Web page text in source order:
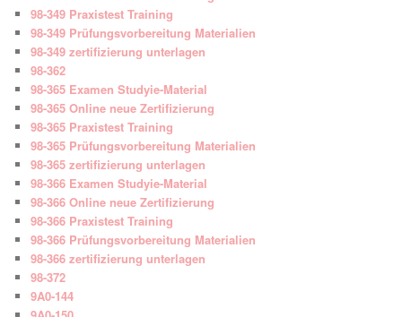
98-349 Praxistest Training
98-349 Prüfungsvorbereitung Materialien
98-349 zertifizierung unterlagen
98-362
98-365 Examen Studyie-Material
98-365 Online neue Zertifizierung
98-365 Praxistest Training
98-365 Prüfungsvorbereitung Materialien
98-365 zertifizierung unterlagen
98-366 Examen Studyie-Material
98-366 Online neue Zertifizierung
98-366 Praxistest Training
98-366 Prüfungsvorbereitung Materialien
98-366 zertifizierung unterlagen
98-372
9A0-144